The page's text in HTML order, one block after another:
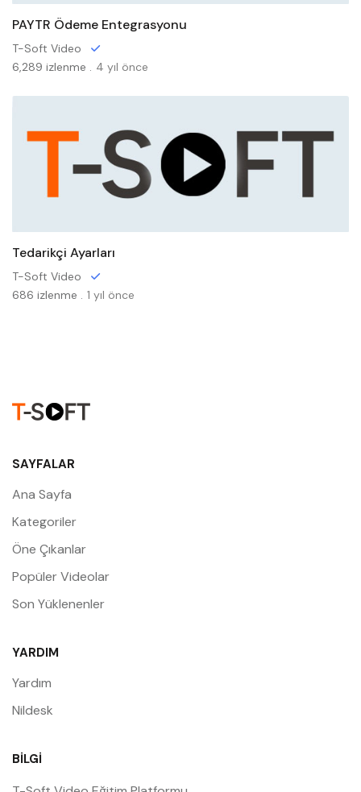
PAYTR Ödeme Entegrasyonu
T-Soft Video
6,289 izlenme . 4 yıl önce
Tedarikçi Ayarları
T-Soft Video
686 izlenme . 1 yıl önce
SAYFALAR
Ana Sayfa
Kategoriler
Öne Çıkanlar
Popüler Videolar
Son Yüklenenler
YARDIM
Yardım
Nildesk
BILGI